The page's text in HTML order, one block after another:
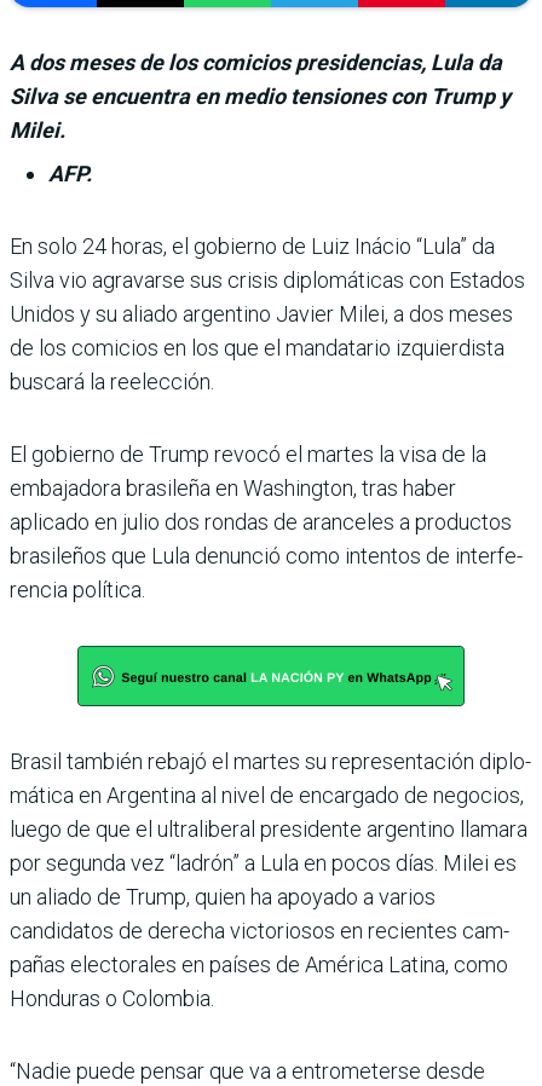
A dos meses de los comicios presidencias, Lula da
Silva se encuentra en medio tensiones con Trump y
Milei.
AFP.
En solo 24 horas, el gobierno de Luiz Iná­cio “Lula” da
Silva vio agravarse sus crisis diplomá­ticas con Estados
Unidos y su aliado argentino Javier Milei, a dos meses
de los comicios en los que el mandatario izquier­dista
buscará la reelección.
El gobierno de Trump revocó el martes la visa de la
embaja­dora brasileña en Washington, tras haber
aplicado en julio dos rondas de aranceles a produc­tos
brasileños que Lula denun­ció como intentos de interfe­
rencia política.
Brasil también rebajó el mar­tes su representación diplo­
mática en Argentina al nivel de encargado de negocios,
luego de que el ultraliberal presi­dente argentino llamara
por segunda vez “ladrón” a Lula en pocos días. Milei es
un aliado de Trump, quien ha apoyado a varios
candidatos de derecha victoriosos en recientes cam­
pañas electorales en países de América Latina, como
Hondu­ras o Colombia.
“Nadie puede pensar que va a entrometerse desde